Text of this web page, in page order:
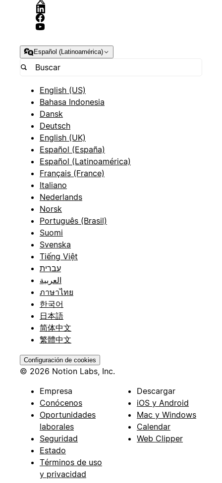
Español (Latinoamérica)
English (US)
Bahasa Indonesia
Dansk
Deutsch
English (UK)
Español (España)
Español (Latinoamérica)
Français (France)
Italiano
Nederlands
Norsk
Português (Brasil)
Suomi
Svenska
Tiếng Việt
עברית
العربية
ภาษาไทย
한국어
日本語
简体中文
繁體中文
Configuración de cookies
© 2026 Notion Labs, Inc.
Empresa
Conócenos
Oportunidades
laborales
Seguridad
Estado
Términos de uso
y privacidad
Descargar
iOS y Android
Mac y Windows
Calendar
Web Clipper